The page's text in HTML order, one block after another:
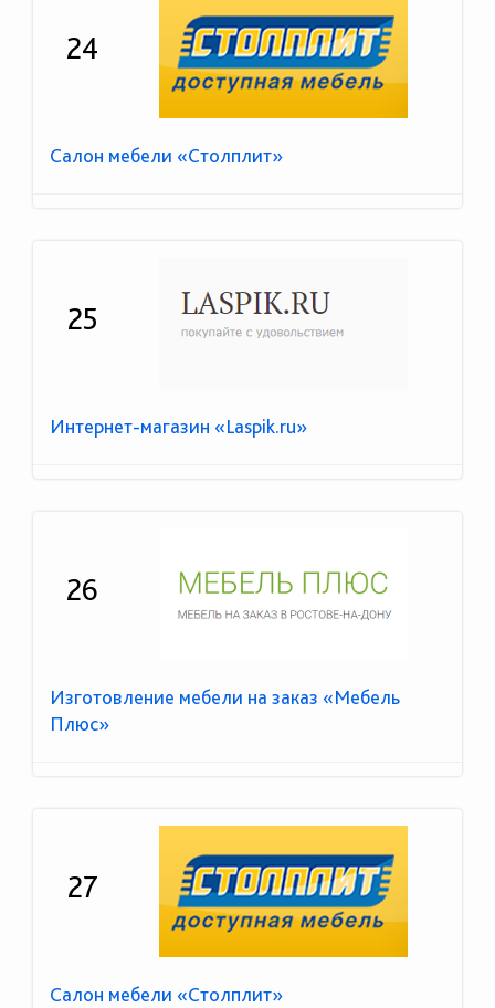
24
Салон мебели «Столплит»
25
Интернет-магазин «Laspik.ru»
26
Изготовление мебели на заказ «Мебель
Плюс»
27
Салон мебели «Столплит»